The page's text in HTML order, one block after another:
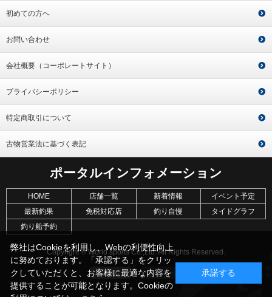
初めての方へ
お問い合わせ
会社概要（コーポレートサイト）
プライバシーポリシー
特定商取引について
古物営業法に基づく表記
ポータルインフォメーション
HOME 店舗一覧 新着情報
イベント予定
最新釣果
免税対応店 釣り自慢
タイドグラフ
釣り船予約
Copyright © World sports Co.,Ltd. All Rights Reserved.
弊社はCookieを利用し、Webの利便性向上
に努めております。「承認する」をクリッ
クしていただくと、お客様に最適な内容を
提供することが可能となります。Cookieの
承諾する